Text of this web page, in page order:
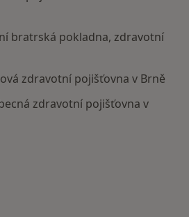
bratrská pokladna, zdravotní
zdravotní pojišťovna v Brně
zdravotní pojišťovna v